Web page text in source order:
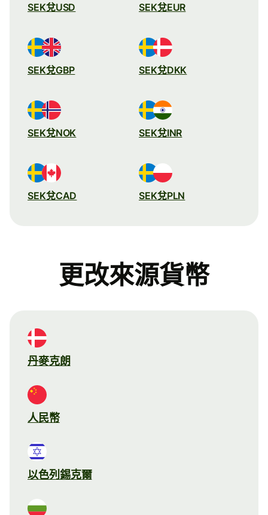
SEK兌USD SEK兌EUR
SEK兌GBP SEK兌DKK
SEK兌NOK SEK兌INR
SEK兌CAD SEK兌PLN
更改來源貨幣
丹麥克朗
人民幣
以色列錫克爾